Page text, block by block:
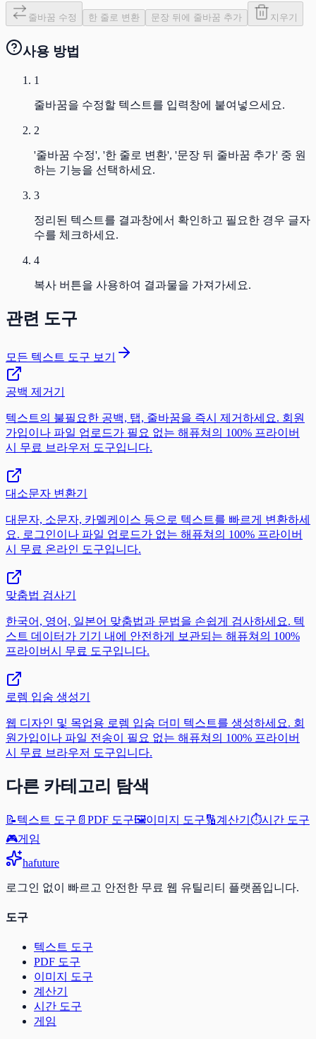
줄바꿈 수정 한 줄로 변환 문장 뒤에 줄바꿈 추가 지우기
사용 방법
1
줄바꿈을 수정할 텍스트를 입력창에 붙여넣으세요.
2
'줄바꿈 수정', '한 줄로 변환', '문장 뒤 줄바꿈 추가' 중 원
하는 기능을 선택하세요.
3
정리된 텍스트를 결과창에서 확인하고 필요한 경우 글자
수를 체크하세요.
4
복사 버튼을 사용하여 결과물을 가져가세요.
관련 도구
모든 텍스트 도구 보기
공백 제거기
텍스트의 불필요한 공백, 탭, 줄바꿈을 즉시 제거하세요. 회원
가입이나 파일 업로드가 필요 없는 해퓨쳐의 100% 프라이버
시 무료 브라우저 도구입니다.
대소문자 변환기
대문자, 소문자, 카멜케이스 등으로 텍스트를 빠르게 변환하세
요. 로그인이나 파일 업로드가 없는 해퓨쳐의 100% 프라이버
시 무료 온라인 도구입니다.
맞춤법 검사기
한국어, 영어, 일본어 맞춤법과 문법을 손쉽게 검사하세요. 텍
스트 데이터가 기기 내에 안전하게 보관되는 해퓨쳐의 100%
프라이버시 무료 도구입니다.
로렘 입숨 생성기
웹 디자인 및 목업용 로렘 입숨 더미 텍스트를 생성하세요. 회
원가입이나 파일 전송이 필요 없는 해퓨쳐의 100% 프라이버
시 무료 브라우저 도구입니다.
다른 카테고리 탐색
📝텍스트 도구 📄 PDF 도구🖼️이미지 도구🔢계산기 ⏱️시간 도구
🎮게임
hafuture
로그인 없이 빠르고 안전한 무료 웹 유틸리티 플랫폼입니다.
도구
텍스트 도구
PDF 도구
이미지 도구
계산기
시간 도구
게임